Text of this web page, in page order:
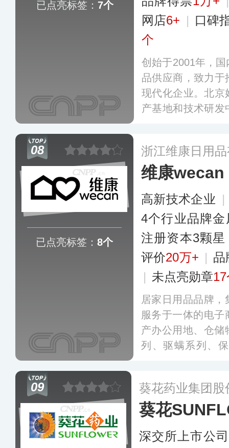
已点亮标签： 7个
网店6+ | 口碑
个
创始于2001年，
品供应商，致力
现代化企业。北京
产基地和技术研
品类，销售网络覆
多
08
已点亮标签： 8个
浙江维康日用
维康wecan
高新技术企业 |
4个行业品牌金
注册资本3颗星
评价20万+ | 品
| 未点亮勋章
居家日用品品牌
服务于一体的电
产办公用地、仓
列、驱螨系列、
络。更多
09 葵花药业集团股
葵花
深交所上市公司